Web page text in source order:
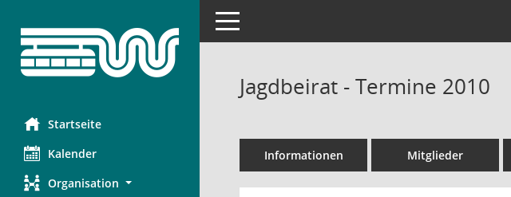
Startseite
Kalender
Organisation
Toggle navigation
Jagdbeirat - Termine 2010
Informationen Mitglieder